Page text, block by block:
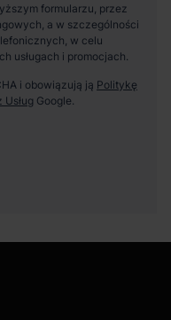
formularzu, przez
a w szczególności
w celu
usługach i promocjach.
i obowiązują ją Politykę
Google.